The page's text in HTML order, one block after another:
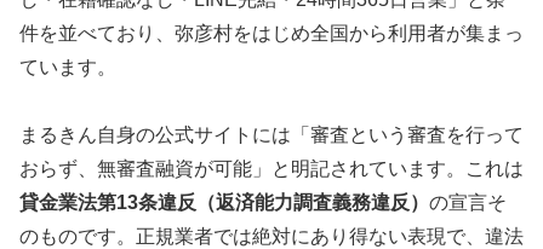
件を並べており、弥彦村をはじめ全国から利用者が集まっ
ています。
まるきん自身の公式サイトには「審査という審査を行って
おらず、無審査融資が可能」と明記されています。これは
貸金業法第13条違反（返済能力調査義務違反） の宣言そ
のものです。正規業者では絶対にあり得ない表現で、違法